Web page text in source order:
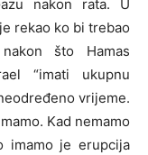
nakon rata. U
rekao ko bi trebao
što Hamas
“imati ukupnu
vrijeme.
Kad nemamo
imamo je erupcija